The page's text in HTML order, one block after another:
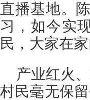
直播基地。
习，如今实
民，大家在
产业红火
村民毫无保